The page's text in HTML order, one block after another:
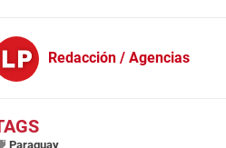
Redacción / Agencias
Paraguay